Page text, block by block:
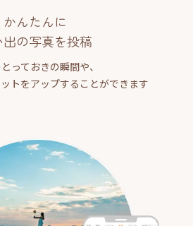
かんたんに
の写真を投稿
っておきの瞬間や、
トをアップすることができます